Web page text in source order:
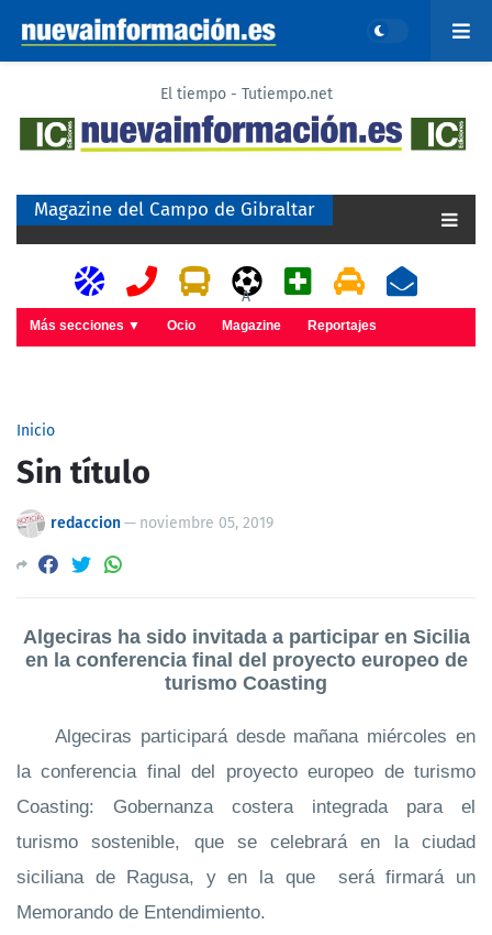
El tiempo - Tutiempo.net
Magazine del Campo de Gibraltar
A
Más secciones ▼ Ocio Magazine Reportajes
Inicio
Sin título
redaccion— noviembre 05, 2019
Algeciras ha sido invitada a participaren Sicilia
en la conferencia final del proyecto europeo de
turismo Coasting
Algeciras participará desde mañana miércoles en
la conferencia final del proyecto europeo de turismo
Coasting: Gobernanza costera integrada para el
turismo sostenible, que se celebrará en la ciudad
siciliana de Ragusa, y en la que será firmará un
Memorando de Entendimiento.